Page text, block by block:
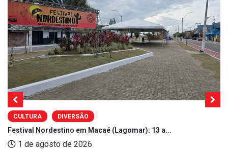
CULTURA DIVERSÃO
Festival Nordestino em Macaé (Lagomar): 13 a...
1 de agosto de 2026